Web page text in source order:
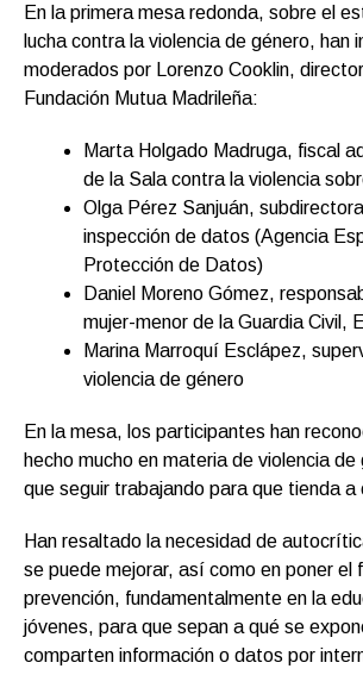
En la primera mesa redonda, sobre el
lucha contra la violencia de género, han
moderados por Lorenzo Cooklin,
Fundación Mutua Madrileña:
Marta Holgado Madruga, fiscal
de la Sala contra la violencia
Olga Pérez Sanjuán,
inspección de datos (Agencia
Protección de Datos)
Daniel Moreno Gómez,
mujer-menor de la Guardia Civil,
Marina Marroquí Esclápez,
violencia de género
En la mesa, los participantes han
hecho mucho en materia de violencia
que seguir trabajando para que tienda a
Han resaltado la necesidad de
se puede mejorar, así como en poner el
prevención, fundamentalmente en la
jóvenes, para que sepan a qué se
comparten información o datos por